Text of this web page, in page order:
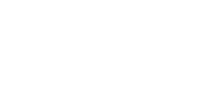
LA PLAYLIST DELLE